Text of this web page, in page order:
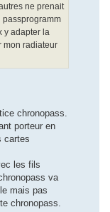
ne prenait
passprogramm
y adapter la
mon radiateur
chronopass.
porteur en
cartes
les fils
va
mais pas
chronopass.